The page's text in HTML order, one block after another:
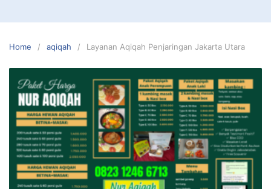
Home aqiqah Layanan Aqiqah Penjaringan Jakarta Utara